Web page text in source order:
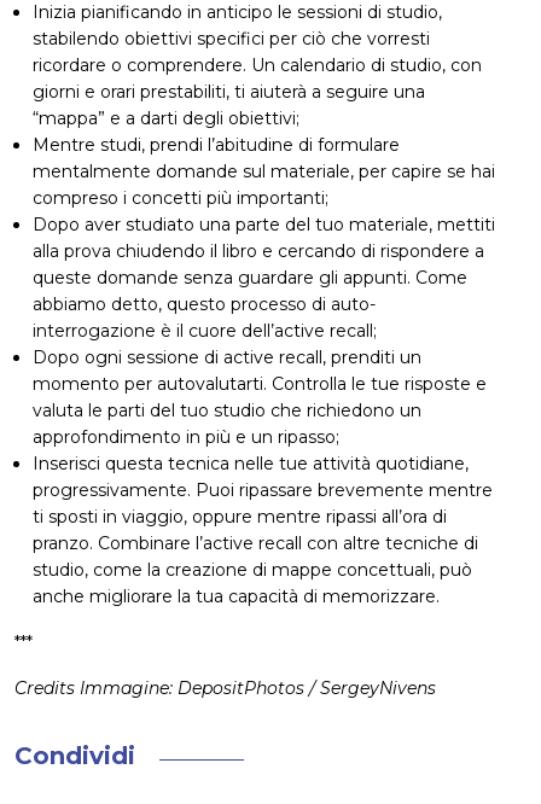
Inizia pianificando in anticipo le sessioni di studio,
stabilendo obiettivi specifici per ciò che vorresti
ricordare o comprendere. Un calendario di studio, con
giorni e orari prestabiliti, ti aiuterà a seguire una
“mappa” e a darti degli obiettivi;
Mentre studi, prendi l’abitudine di formulare
mentalmente domande sul materiale, per capire se hai
compreso i concetti più importanti;
Dopo aver studiato una parte del tuo materiale, mettiti
alla prova chiudendo il libro e cercando di rispondere a
queste domande senza guardare gli appunti. Come
abbiamo detto, questo processo di auto-
interrogazione è il cuore dell’active recall;
Dopo ogni sessione di active recall, prenditi un
momento per autovalutarti. Controlla le tue risposte e
valuta le parti del tuo studio che richiedono un
approfondimento in più e un ripasso;
Inserisci questa tecnica nelle tue attività quotidiane,
progressivamente. Puoi ripassare brevemente mentre
ti sposti in viaggio, oppure mentre ripassi all’ora di
pranzo. Combinare l’active recall con altre tecniche di
studio, come la creazione di mappe concettuali, può
anche migliorare la tua capacità di memorizzare.
***
Credits Immagine: DepositPhotos / SergeyNivens
Condividi